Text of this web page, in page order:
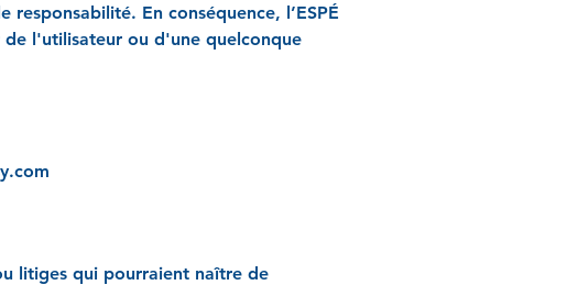
En conséquence, l’ESPÉ
l'utilisateur ou d'une quelconque
litiges qui pourraient naître de